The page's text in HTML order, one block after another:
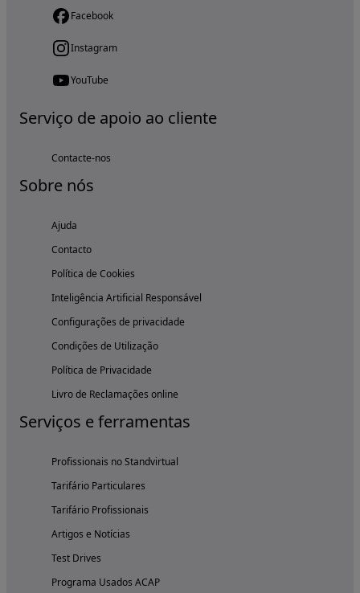
Facebook
Instagram
YouTube
Serviço de apoio ao cliente
Contacte-nos
Sobre nós
Ajuda
Contacto
Política de Cookies
Inteligência Artificial Responsável
Configurações de privacidade
Condições de Utilização
Política de Privacidade
Livro de Reclamações online
Serviços e ferramentas
Profissionais no Standvirtual
Tarifário Particulares
Tarifário Profissionais
Artigos e Notícias
Test Drives
Programa Usados ACAP